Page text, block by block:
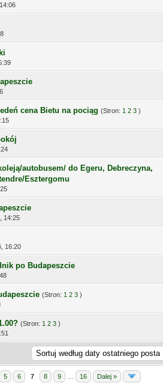
cena Bietu na pociąg (Stron: 1 2 3 )
autobusem/ do Egeru, Debreczyna,
Esztergomu
14:25
16:20
po Budapeszcie
(Stron: 1 2 3 )
(Stron: 1 2 3 )
5 6 7 8 9 16 Dalej »